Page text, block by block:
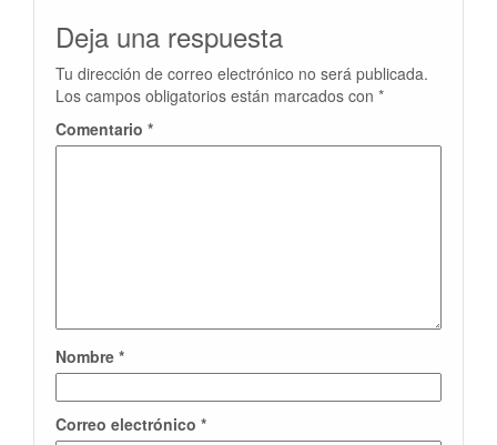
Deja una respuesta
Tu dirección de correo electrónico no será publicada.
Los campos obligatorios están marcados con *
Comentario *
Nombre *
Correo electrónico *